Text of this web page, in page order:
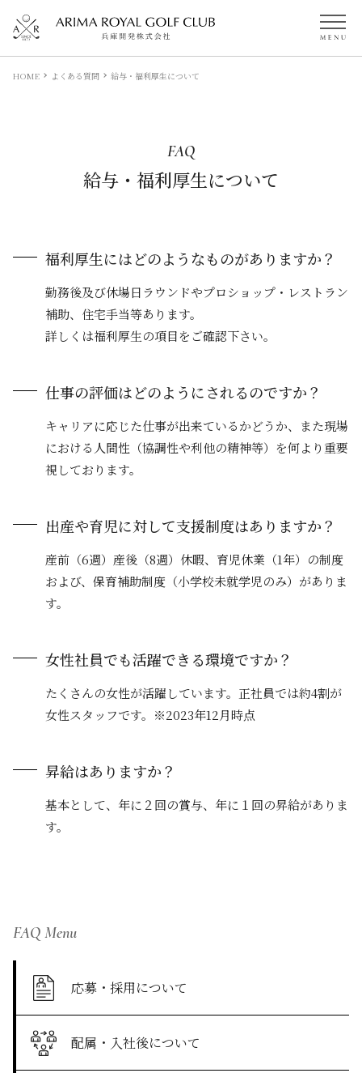
HOME よくある質問 給与・福利厚生について
FAQ
給与・福利厚生について
福利厚生にはどのようなものがありますか？
勤務後及び休場日ラウンドやプロショップ・レストラン
補助、住宅手当等あります。
詳しくは福利厚生の項目をご確認下さい。
仕事の評価はどのようにされるのですか？
キャリアに応じた仕事が出来ているかどうか、また現場
における人間性（協調性や利他の精神等）を何より重要
視しております。
出産や育児に対して支援制度はありますか？
産前（6週）産後（8週）休暇、育児休業（1年）の制度
および、保育補助制度（小学校未就学児のみ）がありま
す。
女性社員でも活躍できる環境ですか？
たくさんの女性が活躍しています。正社員では約4割が
女性スタッフです。※2023年12月時点
昇給はありますか？
基本として、年に２回の賞与、年に１回の昇給がありま
す。
FAQ Menu
応募・採用について
配属・入社後について